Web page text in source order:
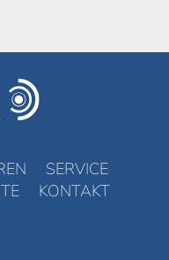
SERVICE
KONTAKT